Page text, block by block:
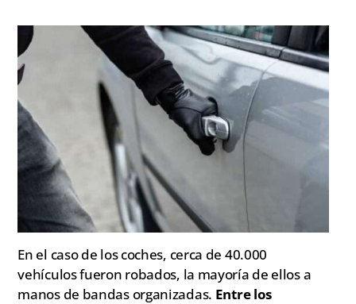
En el caso de los coches, cerca de 40.000
vehículos fueron robados, la mayoría de ellos a
manos de bandas organizadas. Entre los